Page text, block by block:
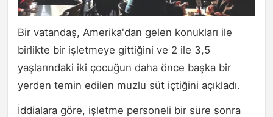
Bir vatandaş, Amerika'dan gelen konukları ile
birlikte bir işletmeye gittiğini ve 2 ile 3,5
yaşlarındaki iki çocuğun daha önce başka bir
yerden temin edilen muzlu süt içtiğini açıkladı.
İddialara göre, işletme personeli bir süre sonra